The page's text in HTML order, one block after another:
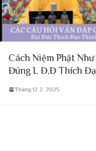
Nào Cho